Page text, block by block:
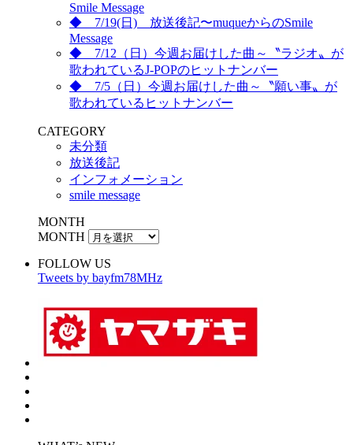
Smile Message
◆ 7/19(日) 放送後記〜muqueからのSmile
Message
◆ 7/12（日）今週お届けした曲～〝ラジオ〟が
歌われているJ-POPのヒットナンバー
◆ 7/5（日）今週お届けした曲～〝願い事〟が
歌われているヒットナンバー
CATEGORY
未分類
放送後記
インフォメーション
smile message
MONTH
MONTH
FOLLOW US
Tweets by bayfm78MHz